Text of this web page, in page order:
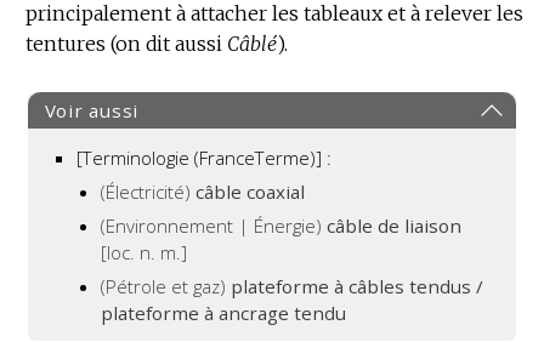
DE
DOMAINE
principalement à attacher les tableaux et à relever les
tentures (on dit aussi Câblé).
Voir aussi
[Terminologie (FranceTerme)] :
(Électricité)câble coaxial
(Environnement | Énergie)câble de liaison
[loc. n. m.]
(Pétrole et gaz) plateforme à câbles tendus /
plateforme à ancrage tendu